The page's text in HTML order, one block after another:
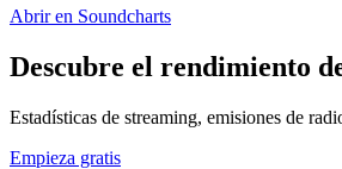
Abrir en Soundcharts
Descubre el rendimiento
Estadísticas de streaming, emisiones de
Empieza gratis